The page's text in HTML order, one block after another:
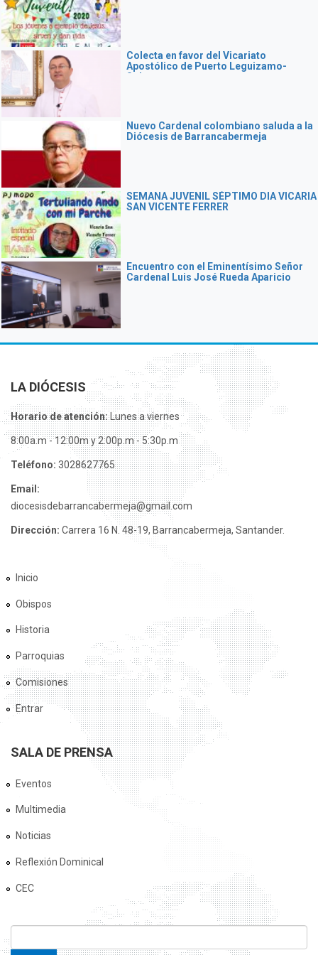
Colecta en favor del Vicariato
Apostólico de Puerto Leguizamo-
Solano
Nuevo Cardenal colombiano saluda a la
Diócesis de Barrancabermeja
SEMANA JUVENIL SÉPTIMO DIA VICARIA
SAN VICENTE FERRER
Encuentro con el Eminentísimo Señor
Cardenal Luis José Rueda Aparicio
LA DIÓCESIS
Horario de atención:Lunes a viernes
8:00a.m - 12:00m y 2:00p.m - 5:30p.m
Teléfono: 3028627765
Email:
diocesisdebarrancabermeja@gmail.com
Dirección: Carrera 16 N. 48-19, Barrancabermeja, Santander.
Inicio
Obispos
Historia
Parroquias
Comisiones
Entrar
SALA DE PRENSA
Eventos
Multimedia
Noticias
Reflexión Dominical
CEC
FORMULARIO DE BÚSQUEDA